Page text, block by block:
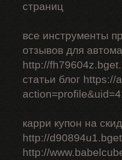
страниц
все инструменты
отзывов для
http://
статьи блог
карри купон на
http://
http://